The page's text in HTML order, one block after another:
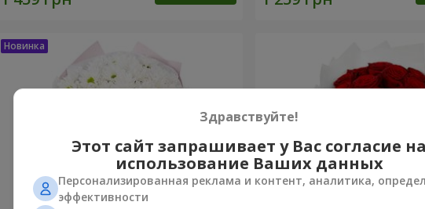
Здравствуйте!
Этот сайт запрашивает у Вас согласие на
использование Ваших данных
Персонализированная реклама и контент, аналитика,
эффективности